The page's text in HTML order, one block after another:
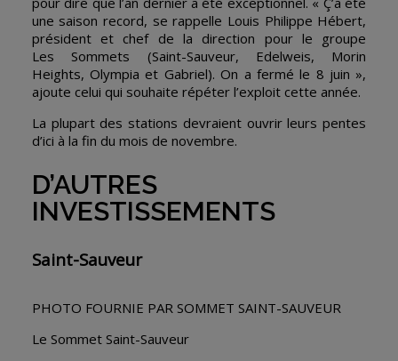
une saison record, se rappelle Louis Philippe Hébert,
président et chef de la direction pour le groupe
Les Sommets (Saint-Sauveur, Edelweis, Morin
Heights, Olympia et Gabriel). On a fermé le 8 juin »,
ajoute celui qui souhaite répéter l’exploit cette année.
La plupart des stations devraient ouvrir leurs pentes
d’ici à la fin du mois de novembre.
D’AUTRES
INVESTISSEMENTS
Saint-Sauveur
PHOTO FOURNIE PAR SOMMET SAINT-SAUVEUR
Le Sommet Saint-Sauveur